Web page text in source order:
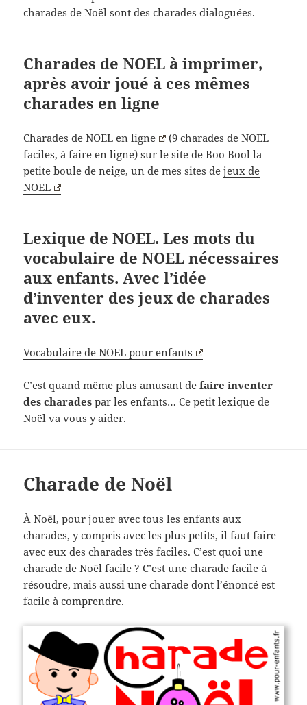
charades de Noël sont des charades dialoguées.
Charades de NOEL à imprimer,
après avoir joué à ces mêmes
charades en ligne
Charades de NOEL en ligne
(9 charades de NOEL
faciles, à faire en ligne) sur le site de Boo Bool la
petite boule de neige, un de mes sites dejeux de
NOEL
Lexique de NOEL. Les mots du
vocabulaire de NOEL nécessaires
aux enfants. Avec l’idée
d’inventer des jeux de charades
avec eux.
Vocabulaire de NOEL pour enfants
C’est quand même plus amusant defaire inventer
des charades par les enfants… Ce petit lexique de
Noël va vous y aider.
Charade de Noël
À Noël, pour jouer avec tous les enfants aux
charades, y compris avec les plus petits, il faut faire
avec eux des charades très faciles. C’est quoi une
charade de Noël facile ? C’est une charade facile à
résoudre, mais aussi une charade dont l’énoncé est
facile à comprendre.